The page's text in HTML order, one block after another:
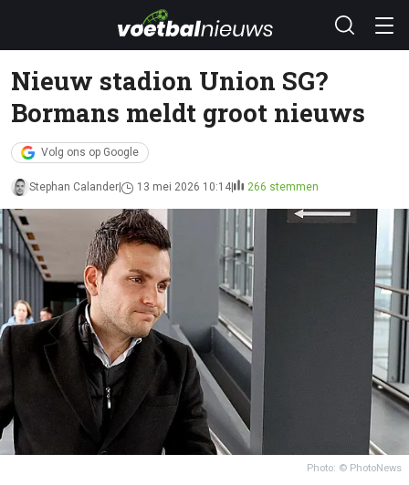
Nieuw stadion Union SG?
Bormans meldt groot nieuws
Volg ons op Google
Stephan Calander 13 mei 2026 10:14 266 stemmen
Photo: © PhotoNews